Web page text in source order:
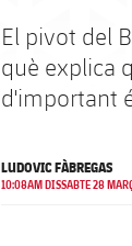
El pivot del
què explica
d'important
LUDOVIC FÀBREGAS
10:08AM DISSABTE 28